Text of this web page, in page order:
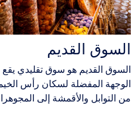
السوق القديم
السوق القديم هو سوق تقليدي
الوجهة المفضلة لسكان رأس
من التوابل والأقمشة إلى